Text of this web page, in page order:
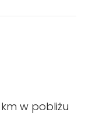
w pobliżu